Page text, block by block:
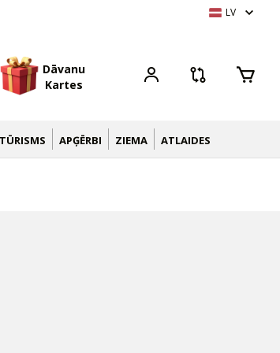
LV
Dāvanu
Kartes
TŪRISMS APĢĒRBI ZIEMA ATLAIDES